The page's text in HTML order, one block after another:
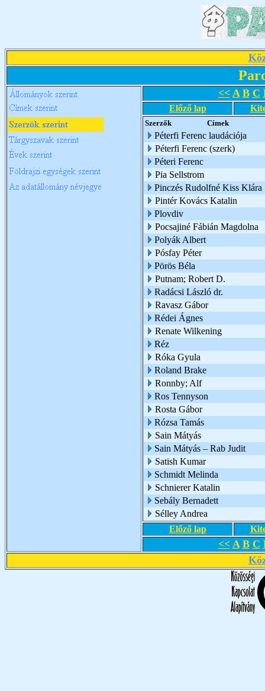
<< A B C
Előző lap
Szerzők Címek
Péterfi Ferenc laudációja
Péterfi Ferenc (szerk)
Péteri Ferenc
Pia Sellstrom
Pinczés Rudolfné Kiss Klára
Pintér Kovács Katalin
Plovdiv
Pocsajiné Fábián Magdolna
Polyák Albert
Pósfay Péter
Pörös Béla
Putnam; Robert D.
Radácsi László dr.
Ravasz Gábor
Rédei Ágnes
Renate Wilkening
Réz
Róka Gyula
Roland Brake
Ronnby; Alf
Ros Tennyson
Rosta Gábor
Rózsa Tamás
Sain Mátyás
Sain Mátyás – Rab Judit
Satish Kumar
Schmidt Melinda
Schnierer Katalin
Sebály Bernadett
Sélley Andrea
Előző lap
<< A B C